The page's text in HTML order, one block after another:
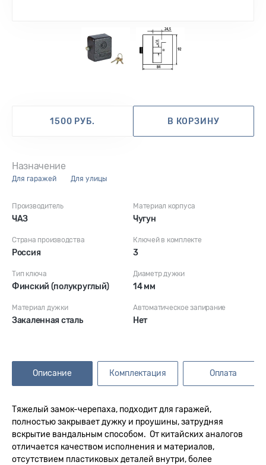
2
Назначение
для гаражей для улицы
Производитель
ЧАЗ
Материал корпуса
Чугун
Страна производства
Россия
Ключей в комплекте
3
Тип ключа
Финский (полукруглый)
Диаметр дужки
14 мм
Материал дужки
Закаленная сталь
Автоматическое запирание
Нет
1500 РУБ. В КОРЗИНУ
Описание Комплектация Оплата
Тяжелый замок-черепаха, подходит для гаражей,
полностью закрывает дужку и проушины, затрудняя
вскрытие вандальным способом. От китайских аналогов
отличается качеством исполнения и материалов,
отсутствием пластиковых деталей внутри, более